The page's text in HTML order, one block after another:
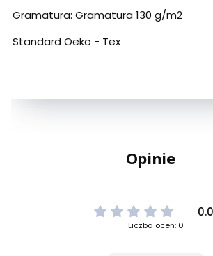
Gramatura: Gramatura 130 g/m2
Standard Oeko - Tex
Opinie
Liczba ocen: 0